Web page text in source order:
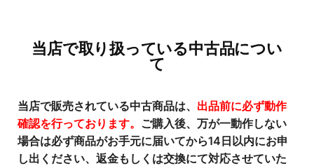
当店で取り扱っている中古品につい
て
当店で販売されている中古商品は、 出品前に必ず動作
確認を行っております。 ご購入後、万が一動作しない
場合は必ず商品がお手元に届いてから14日以内にお申
し出ください、返金もしくは交換にて対応させていた